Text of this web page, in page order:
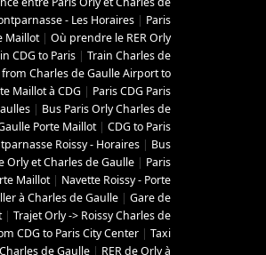
- Les Horaires | Paris
Maillot| Où prendre le RER Orly
CDG to Paris | Train Charles de
from Charles de Gaulle Airport to
Maillot à CDG | Paris CDG Paris
| Bus Paris Orly Charles de
Porte Maillot| CDG to Paris
Roissy - Horaires | Bus
Orly et Charles de Gaulle | Paris
Maillot| Navette Roissy - Porte
à Charles de Gaulle | Gare de
| Trajet Orly -> Roissy Charles de
CDG to Paris City Center | Taxi
de Gaulle | RER de Orly à